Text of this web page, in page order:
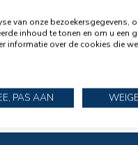
van onze bezoekersgegevens,
inhoud te tonen en om u een
informatie over de cookies die
PAS AAN